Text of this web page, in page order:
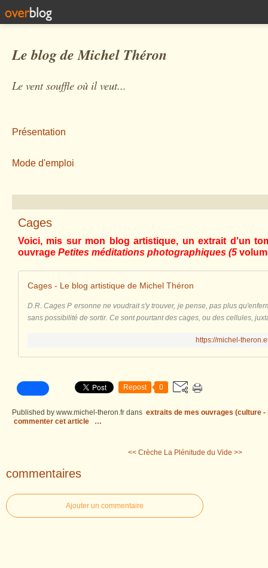
Le blog de Michel Théron
Le vent souffle où il veut...
Présentation
Mode d'emploi
Cages
Voici, mis sur mon blog artistique, un extrait d'un
ouvrage Petites méditations photographiques (5
Cages - Le blog artistique de Michel Théron
D.R. Cages P ersonne ne voudrait s'y trouver, je pense, pas plus
sans possibilité de sortir. Ce sont pourtant des cages, ou des cellules,
https://michel-
Repost 0
Published by www.michel-theron.fr dans extraits de mes ouvrages (culture
commenter cet article
…
<< Crèche La Plénitude du Vide >>
commentaires
Ajouter un commentaire